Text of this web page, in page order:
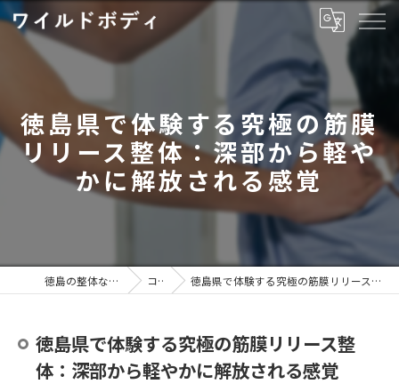
徳島県で体験する究極の筋膜
リリース整体：深部から軽や
かに解放される感覚
徳島の整体ならワイルドボディ コラム 徳島県で体験する究極の筋膜リリース整体：深部から軽やかに解放される感覚
徳島県で体験する究極の筋膜リリース整
体：深部から軽やかに解放される感覚